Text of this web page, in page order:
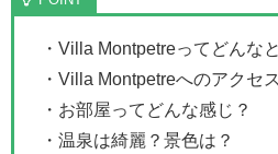
・Villa Montpetreってどんな
・Villa Montpetreへのアクセ
・お部屋ってどんな感じ？
・温泉は綺麗？景色は？